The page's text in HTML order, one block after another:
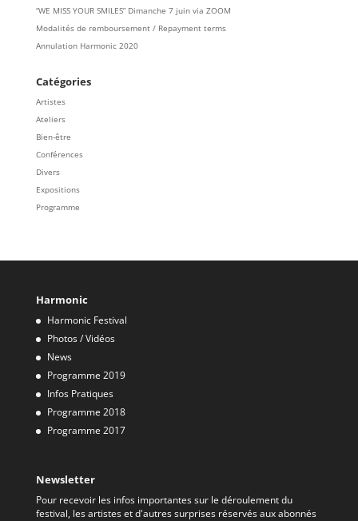
“WE MISS YOUR SMILES” Dimanche 7 juin via ZOOM
Modalités de remboursement / Repayment terms
Annulation Harmonic 2020
Catégories
Artistes
Ateliers
Bien-être
Conférences
Divers
Expositions
Programme
Harmonic
Harmonic Festival
Photos / Vidéos
News
Programme 2019
Infos Pratiques
Programme 2018
Programme 2017
Newsletter
Pour recevoir les infos importantes sur le déroulement du
festival, les artistes et d'autres surprises réservés aux abonnés